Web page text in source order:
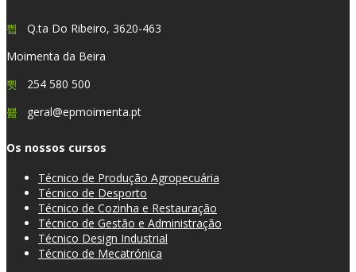
Q.ta Do Ribeiro, 3620-463
Moimenta da Beira
254 580 500
geral@epmoimenta.pt
Os nossos cursos
Técnico de Produção Agropecuária
Técnico de Desporto
Técnico de Cozinha e Restauração
Técnico de Gestão e Administração
Técnico Design Industrial
Técnico de Mecatrónica